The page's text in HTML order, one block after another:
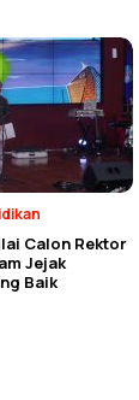
Calon Rektor
Jejak
Baik